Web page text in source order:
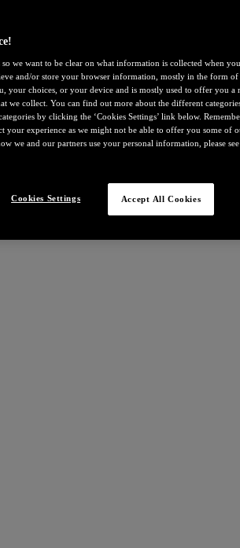
we want to be clear on what information is collected when
and/or store your browser information, mostly in the form of
your choices, or your device and is mostly used to offer you a
we collect. You can find out more about the different
by clicking the ‘Cookies Settings’ link below.
your experience as we might not be able to offer you some of
we and our partners use your personal information, please
Cookies Settings Accept All Cookies